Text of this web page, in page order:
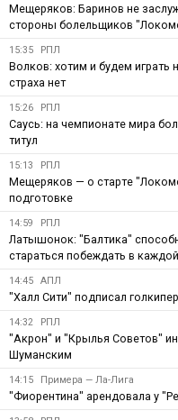
Мещеряков: Баринов не
стороны болельщиков
15:35 РПЛ
Волков: хотим и будем играть
страха нет
15:26 РПЛ
Саусь: на чемпионате мира
титул
15:13 РПЛ
Мещеряков — о старте
подготовке
14:59 РПЛ
Латышонок: "Балтика"
стараться побеждать в
14:45 АПЛ
"Халл Сити" подписал
14:32 РПЛ
"Акрон" и "Крылья Советов"
Шуманским
14:15 Примера — Ла-Лига
"Фиорентина" арендовала у